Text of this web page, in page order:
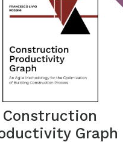
Construction
Graph